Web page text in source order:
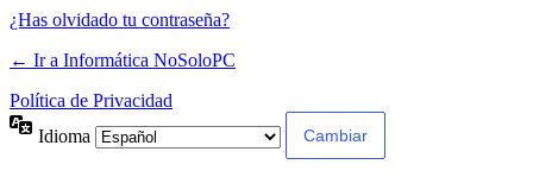
¿Has olvidado tu contraseña?
← Ir a Informática NoSoloPC
Política de Privacidad
Idioma